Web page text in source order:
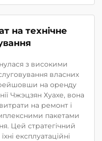
на технічне
з високими
власних
на оренду
Чжэцзян Хуахе, вона
на ремонт і
пакетами
Цей стратегічний
експлуатаційні